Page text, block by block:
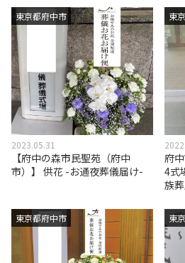
東京都府中市
2023.05.31
【府中の森市民聖苑（府中
市）】 供花 -お通夜葬儀届け-
東
府
4式
族
東京都府中市 東